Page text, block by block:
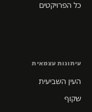
כל הפרויקטים
עיתונות עצמאית
העין השביעית
שקוף